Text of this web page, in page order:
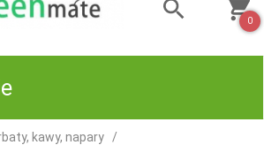
0
kawy, napary